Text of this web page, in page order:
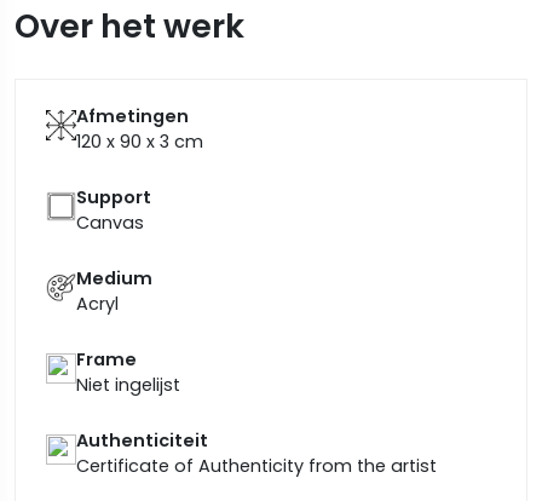
Over het werk
Afmetingen
120 x 90 x 3 cm
Support
Canvas
Medium
Acryl
Frame
Niet ingelijst
Authenticiteit
Certificate of Authenticity from the artist